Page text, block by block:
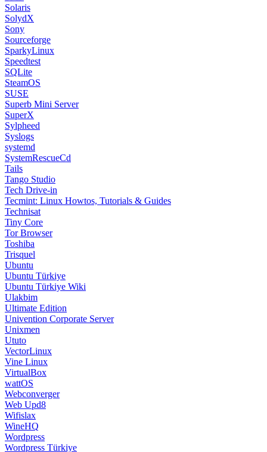
Solaris
SolydX
Sony
Sourceforge
SparkyLinux
Speedtest
SQLite
SteamOS
SUSE
Superb Mini Server
SuperX
Sylpheed
Syslogs
systemd
SystemRescueCd
Tails
Tango Studio
Tech Drive-in
Tecmint: Linux Howtos, Tutorials & Guides
Technisat
Tiny Core
Tor Browser
Toshiba
Trisquel
Ubuntu
Ubuntu Türkiye
Ubuntu Türkiye Wiki
Ulakbim
Ultimate Edition
Univention Corporate Server
Unixmen
Ututo
VectorLinux
Vine Linux
VirtualBox
wattOS
Webconverger
Web Upd8
Wifislax
WineHQ
Wordpress
Wordpress Türkiye